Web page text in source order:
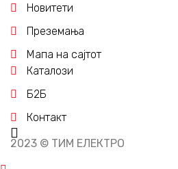
Новитети
Преземања
Мапа на сајтот
Каталози
Б2Б
Контакт
2023 © ТИМ ЕЛЕКТРО